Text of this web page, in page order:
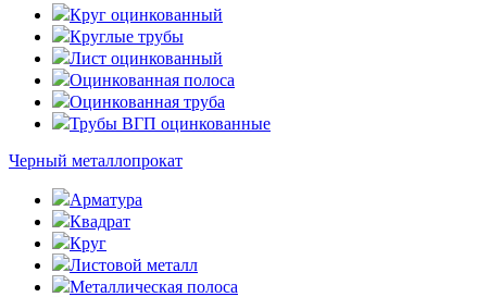
Круг оцинкованный
Круглые трубы
Лист оцинкованный
Оцинкованная полоса
Оцинкованная труба
Трубы ВГП оцинкованные
Черный металлопрокат
Арматура
Квадрат
Круг
Листовой металл
Металлическая полоса